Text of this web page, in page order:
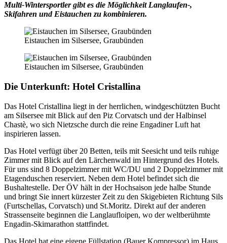
Multi-Wintersportler gibt es die Möglichkeit Langlaufen-,
Skifahren und Eistauchen zu kombinieren.
Eistauchen im Silsersee, Graubünden
Eistauchen im Silsersee, Graubünden
Die Unterkunft: Hotel Cristallina
Das Hotel Cristallina liegt in der herrlichen, windgeschützten Bucht
am Silsersee mit Blick auf den Piz Corvatsch und der Halbinsel
Chastè, wo sich Nietzsche durch die reine Engadiner Luft hat
inspirieren lassen.
Das Hotel verfügt über 20 Betten, teils mit Seesicht und teils ruhige
Zimmer mit Blick auf den Lärchenwald im Hintergrund des Hotels.
Für uns sind 8 Doppelzimmer mit WC/DU und 2 Doppelzimmer mit
Etagenduschen reserviert. Neben dem Hotel befindet sich die
Bushaltestelle. Der ÖV hält in der Hochsaison jede halbe Stunde
und bringt Sie innert kürzester Zeit zu den Skigebieten Richtung Sils
(Furtschellas, Corvatsch) und St.Moritz. Direkt auf der anderen
Strassenseite beginnen die Langlaufloipen, wo der weltberühmte
Engadin-Skimarathon stattfindet.
Das Hotel hat eine eigene Füllstation (Bauer Kompressor) im Haus.